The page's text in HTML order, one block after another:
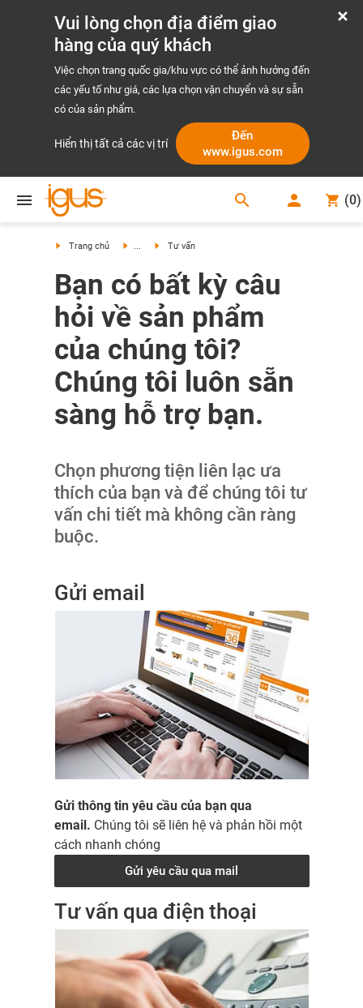
Vui lòng chọn địa điểm giao
hàng của quý khách
Việc chọn trang quốc gia/khu vực có thể ảnh hưởng đến
các yếu tố như giá, các lựa chọn vận chuyển và sự sẵn
có của sản phẩm.
Hiển thị tất cả các vị trí
Đến
www.igus.com
search (0)
Trang chủ ... Tư vấn
Bạn có bất kỳ câu
hỏi về sản phẩm
của chúng tôi?
Chúng tôi luôn sẵn
sàng hỗ trợ bạn.
Chọn phương tiện liên lạc ưa
thích của bạn và để chúng tôi tư
vấn chi tiết mà không cần ràng
buộc.
Gửi email
Gửi thông tin yêu cầu của bạn qua
email. Chúng tôi sẽ liên hệ và phản hồi một
cách nhanh chóng
Gửi yêu cầu qua mail
Tư vấn qua điện thoại